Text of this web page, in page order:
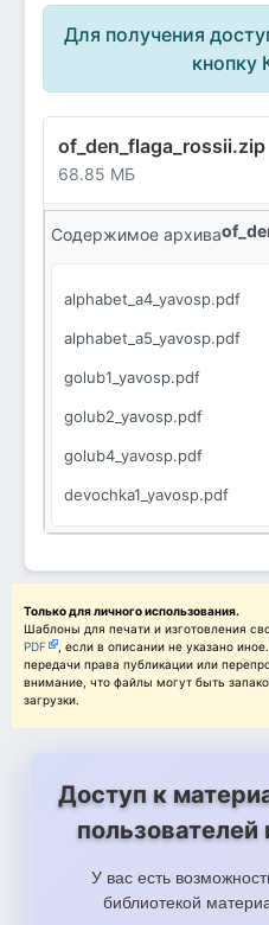
Для получения
кнопку
of_den_flaga_rossii.zip
68.85 МБ
Содержимое архива
alphabet_a4_yavosp.pdf
alphabet_a5_yavosp.pdf
golub1_yavosp.pdf
golub2_yavosp.pdf
golub4_yavosp.pdf
devochka1_yavosp.pdf
devochka2_yavosp.pdf
devochka4_yavosp.pdf
malchik1_yavosp.pdf
malchik2_yavosp.pdf
malchik4_yavosp.pdf
para8_yavosp.pdf
shariki1_yavosp.pdf
shariki2_yavosp.pdf
Только для личного использования.
Шаблоны для печати и изготовления
PDF
, если в описании не указано
передачи права публикации или
внимание, что файлы могут быть
загрузки.
Доступ к
У вас есть
библиотекой